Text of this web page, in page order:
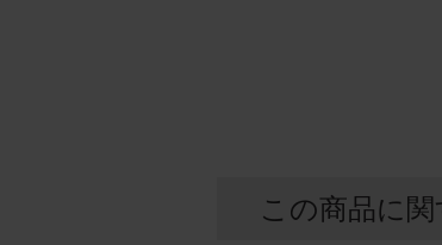
この商品に関